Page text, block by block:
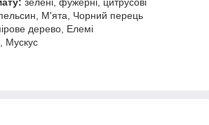
М'ята, Чорний перець
дерево, Елемі
Мускус